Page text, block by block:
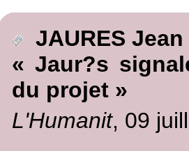
JAURES Jean
« Jaur?s
du projet »
L'Humanit, 09